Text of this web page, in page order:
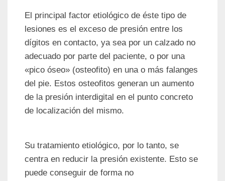
El principal factor etiológico de éste tipo de
lesiones es el exceso de presión entre los
dígitos en contacto, ya sea por un calzado no
adecuado por parte del paciente, o por una
«pico óseo» (osteofito) en una o más falanges
del pie. Estos osteofitos generan un aumento
de la presión interdigital en el punto concreto
de localización del mismo.
Su tratamiento etiológico, por lo tanto, se
centra en reducir la presión existente. Esto se
puede conseguir de forma no